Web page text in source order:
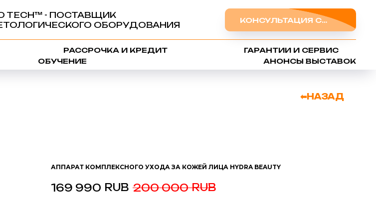
TECH™️ - ПОСТАВЩИК
ОБОРУДОВАНИЯ
КОНСУЛЬТАЦИЯ СПЕЦИАЛИСТА
РАССРОЧКА И КРЕДИТ
ГАРАНТИИ И СЕРВИС
ОБУЧЕНИЕ АНОНСЫ ВЫСТАВОК
⬅НАЗАД
АППАРАТ КОМПЛЕКСНОГО УХОДА ЗА КОЖЕЙ ЛИЦА HYDRA BEAUTY
169 990 RUB 200 000 RUB